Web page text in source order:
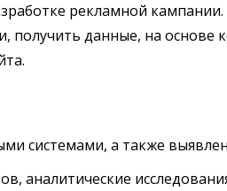
рекламной
получить данные, на
системами, а также
аналитические